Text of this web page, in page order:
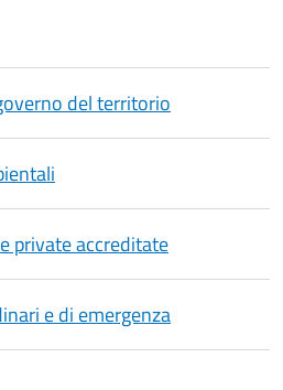
del territorio
private accreditate
e di emergenza